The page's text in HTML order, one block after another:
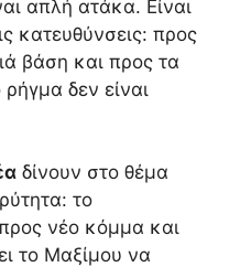
απλή ατάκα. Είναι
κατευθύνσεις: προς
βάση και προς τα
δεν είναι
δίνουν στο θέμα
το
νέο κόμμα και
το Μαξίμου να